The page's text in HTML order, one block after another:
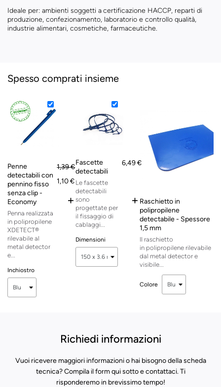
Ideale per: ambienti soggetti acertificazione HACCP, reparti di
produzione, confezionamento, laboratorio e controllo qualità,
industrie alimentari, cosmetiche, farmaceutiche.
Spesso comprati insieme
Penne
detectabili con
pennino fisso
senza clip -
Economy
Penna realizzata
in polipropilene
XDETECT®
rilevabile al
metal detector
e...
1,39 €
1,10 €
Inchiostro
+
Fascette
detectabili
Le fascette
detectabili
sono
progettate per
il fissaggio di
cablaggi...
6,49 €
Dimensioni
+ Raschietto in
polipropilene
detectabile - Spessore
1,5 mm
Il raschietto
in polipropilene rilevabile
dal metal detector e
visibile...
Colore
Richiedi informazioni
Vuoi ricevere maggiori informazioni o hai bisogno della scheda
tecnica? Compila il form qui sotto e contattaci. Ti
risponderemo in brevissimo tempo!